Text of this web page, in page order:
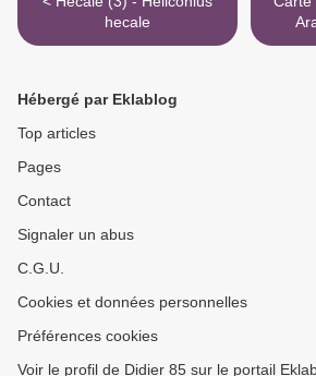
hecale
Hébergé par Eklablog
Top articles
Pages
Contact
Signaler un abus
C.G.U.
Cookies et données personnelles
Préférences cookies
Voir le profil de Didier 85 sur le portail